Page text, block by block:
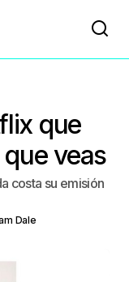
que
veas
costa su emisión
Dale